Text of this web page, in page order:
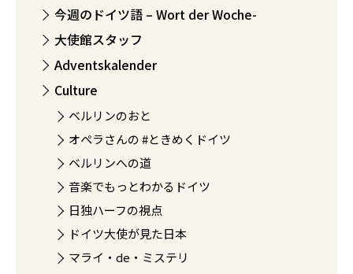
今週のドイツ語 – Wort der Woche-
大使館スタッフ
Adventskalender
Culture
ベルリンのおと
オペラさんの #ときめくドイツ
ベルリンへの道
音楽でもっとわかるドイツ
日独ハーフの視点
ドイツ大使が見た日本
マライ・de・ミステリ